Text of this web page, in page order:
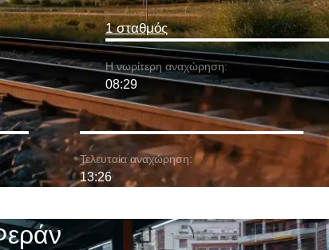
1 σταθμός
Η νωρίτερη αναχώρηση:
08:29
Τελευταία αναχώρηση:
13:26